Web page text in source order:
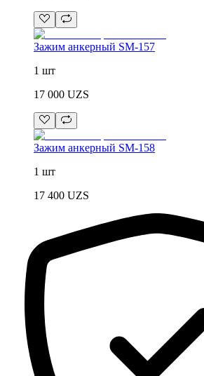
Зажим анкерный SM-157
1 шт
17 000 UZS
Зажим анкерный SM-158
1 шт
17 400 UZS